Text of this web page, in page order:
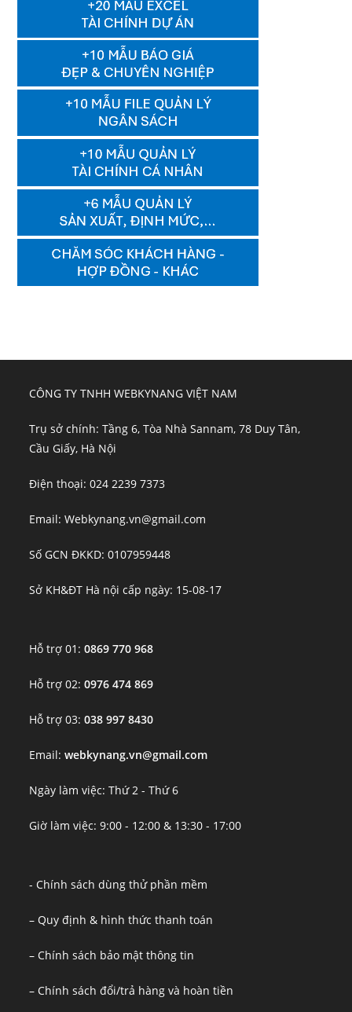
CÔNG TY TNHH WEBKYNANG VIỆT NAM
Trụ sở chính: Tầng 6, Tòa Nhà Sannam, 78 Duy Tân,
Cầu Giấy, Hà Nội
Điện thoại: 024 2239 7373
Email: Webkynang.vn@gmail.com
Số GCN ĐKKD: 0107959448
Sở KH&ĐT Hà nội cấp ngày: 15-08-17
Hỗ trợ 01:0869 770 968
Hỗ trợ 02:0976 474 869
Hỗ trợ 03:038 997 8430
Email:webkynang.vn@gmail.com
Ngày làm việc: Thứ 2 - Thứ 6
Giờ làm việc: 9:00 - 12:00 & 13:30 - 17:00
- Chính sách dùng thử phần mềm
– Quy định & hình thức thanh toán
– Chính sách bảo mật thông tin
– Chính sách đổi/trả hàng và hoàn tiền